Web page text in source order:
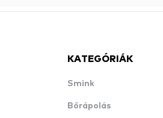
KATEGÓRIÁK
Smink
Bőrápolás